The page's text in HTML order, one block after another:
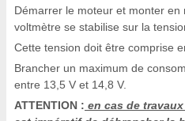
Démarrer le moteur et monter
voltmètre se stabilise sur la
Cette tension doit être comprise
Brancher un maximum de
entre 13,5 V et 14,8 V.
ATTENTION : en cas de